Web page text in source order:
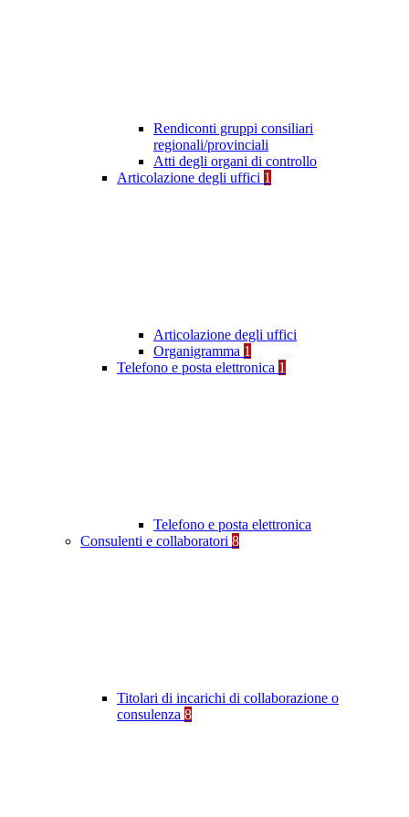
Rendiconti gruppi consiliari
regionali/provinciali
Atti degli organi di controllo
Articolazione degli uffici 1
Articolazione degli uffici
Organigramma 1
Telefono e posta elettronica 1
Telefono e posta elettronica
Consulenti e collaboratori 8
Titolari di incarichi di collaborazione o
consulenza 8